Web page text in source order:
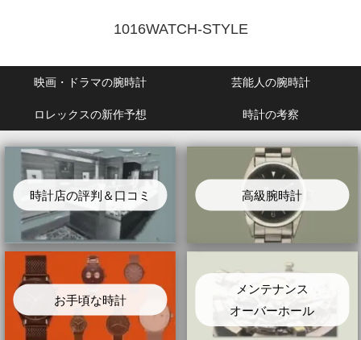
1016WATCH-STYLE
映画・ドラマの腕時計 芸能人の腕時計
ロレックスの新作予想 時計の考察
時計店の評判＆口コミ 高級腕時計
お手頃な時計
メンテナンス
オーバーホール